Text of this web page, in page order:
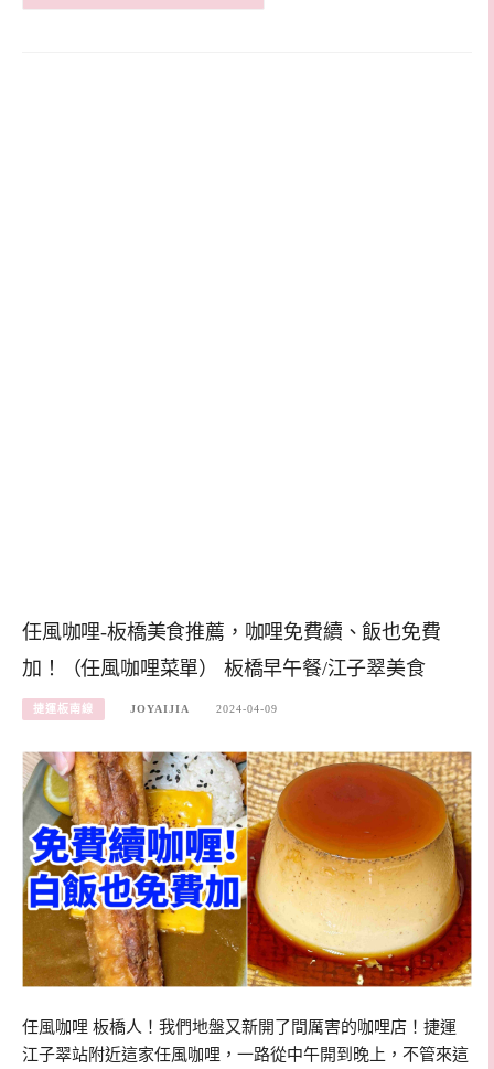
任風咖哩-板橋美食推薦，咖哩免費續、飯也免費
加！（任風咖哩菜單） 板橋早午餐/江子翠美食
捷運板南線 JOYAIJIA 2024-04-09
任風咖哩 板橋人！我們地盤又新開了間厲害的咖哩店！捷運
江子翠站附近這家任風咖哩，一路從中午開到晚上，不管來這